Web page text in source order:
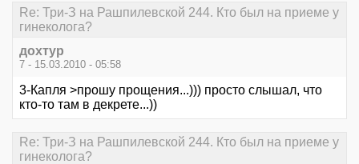
Re: Три-З на Рашпилевской 244. Кто был на приеме у
гинеколога?
дохтур
7 - 15.03.2010 - 05:58
3-Капля >прошу прощения...))) просто слышал, что
кто-то там в декрете...))
Re: Три-З на Рашпилевской 244. Кто был на приеме у
гинеколога?